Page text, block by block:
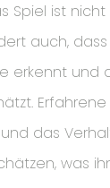
Spiel ist
auch,
erkennt und
das
was